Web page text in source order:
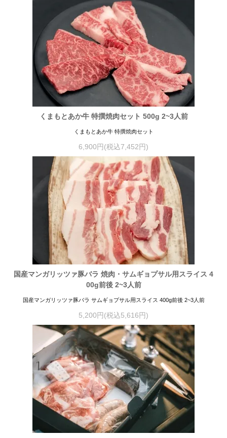
くまもとあか牛 特撰焼肉セット 500g 2~3人前
くまもとあか牛 特撰焼肉セット
6,900円(税込7,452円)
国産マンガリッツァ豚バラ 焼肉・サムギョプサル用スライス 4
00g前後 2~3人前
国産マンガリッツァ豚バラ サムギョプサル用スライス 400g前後 2~3人前
5,200円(税込5,616円)